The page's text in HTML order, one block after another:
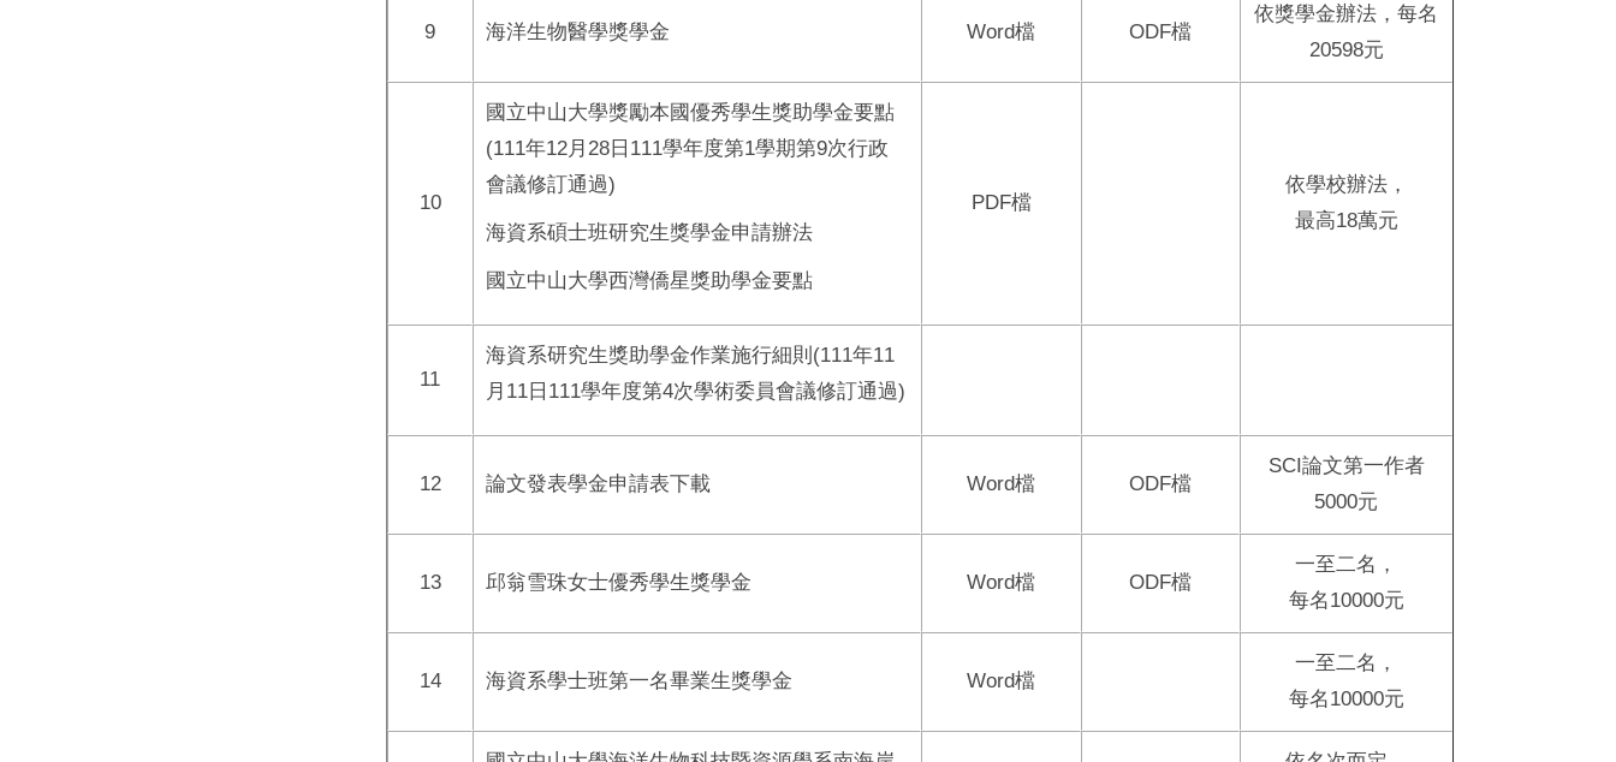
9 海洋生物醫學獎學金 Word檔 ODF檔
依獎學金辦法，每名
20598元
10
國立中山大學獎勵本國優秀學生獎助學金要點
(111年12月28日111學年度第1學期第9次行政
會議修訂通過)
海資系碩士班研究生獎學金申請辦法
國立中山大學西灣僑星獎助學金要點
PDF檔
依學校辦法，
最高18萬元
11
海資系研究生獎助學金作業施行細則 (111年11
月11日111學年度第4次學術委員會議修訂通過)
12 論文發表學金申請表下載 Word檔 ODF檔
SCI論文第一作者
5000元
13 邱翁雪珠女士優秀學生獎學金 Word檔 ODF檔
一至二名，
每名10000元
14 海資系學士班第一名畢業生獎學金 Word檔
一至二名，
每名10000元